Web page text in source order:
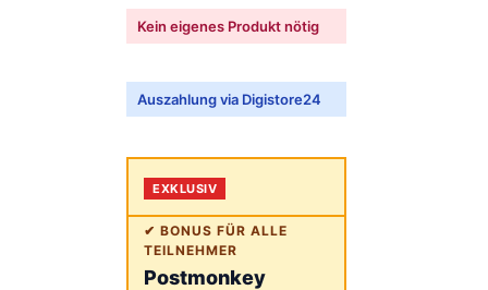
Kein eigenes Produkt nötig
Auszahlung via Digistore24
EXKLUSIV
✔ BONUS FÜR ALLE
TEILNEHMER
Postmonkey